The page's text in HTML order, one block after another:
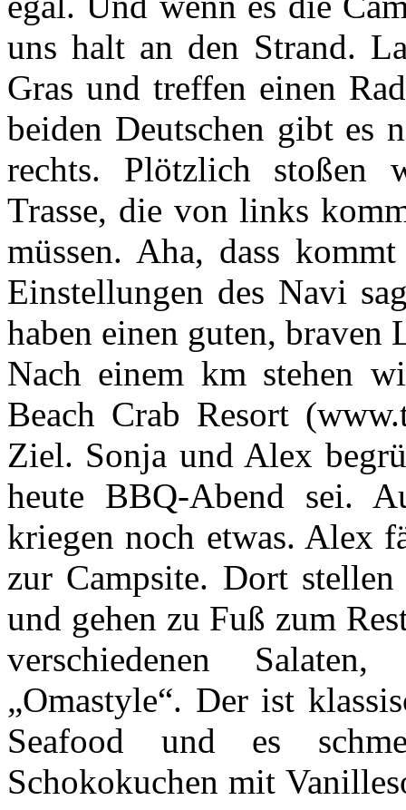
uns halt an den Strand.
Gras und treffen einen
beiden Deutschen gibt es
rechts. Plötzlich stoßen
Trasse, die von links
müssen. Aha, dass
Einstellungen des Navi
haben einen guten, braven
Nach einem km stehen
Beach Crab Resort
Ziel. Sonja und Alex
heute BBQ-Abend sei.
kriegen noch etwas. Alex
zur Campsite. Dort
und gehen zu Fuß zum
verschiedenen
„Omastyle“. Der ist
Seafood und es
Schokokuchen mit